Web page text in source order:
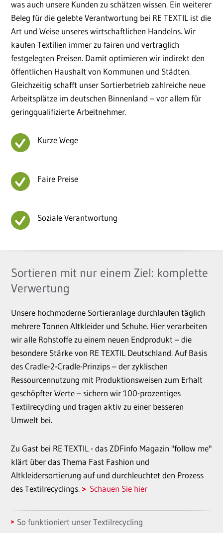
was auch unsere Kunden zu schätzen wissen. Ein weiterer
Beleg für die gelebte Verantwortung bei RE TEXTIL ist die
Art und Weise unseres wirtschaftlichen Handelns. Wir
kaufen Textilien immer zu fairen und vertraglich
festgelegten Preisen. Damit optimieren wir indirekt den
öffentlichen Haushalt von Kommunen und Städten.
Gleichzeitig schafft unser Sortierbetrieb zahlreiche neue
Arbeitsplätze im deutschen Binnenland – vor allem für
geringqualifizierte Arbeitnehmer.
Kurze Wege
Faire Preise
Soziale Verantwortung
Sortieren mit nur einem Ziel: komplette
Verwertung
Unsere hochmoderne Sortieranlage durchlaufen täglich
mehrere Tonnen Altkleider und Schuhe. Hier verarbeiten
wir alle Rohstoffe zu einem neuen Endprodukt – die
besondere Stärke von RE TEXTIL Deutschland. Auf Basis
des Cradle-2-Cradle-Prinzips – der zyklischen
Ressourcennutzung mit Produktionsweisen zum Erhalt
geschöpfter Werte – sichern wir 100-prozentiges
Textilrecycling und tragen aktiv zu einer besseren
Umwelt bei.
Zu Gast bei RE TEXTIL - das ZDFinfo Magazin "follow me"
klärt über das Thema Fast Fashion und
Altkleidersortierung auf und durchleuchtet den Prozess
des Textilrecyclings.
Schauen Sie hier
So funktioniert unser Textilrecycling